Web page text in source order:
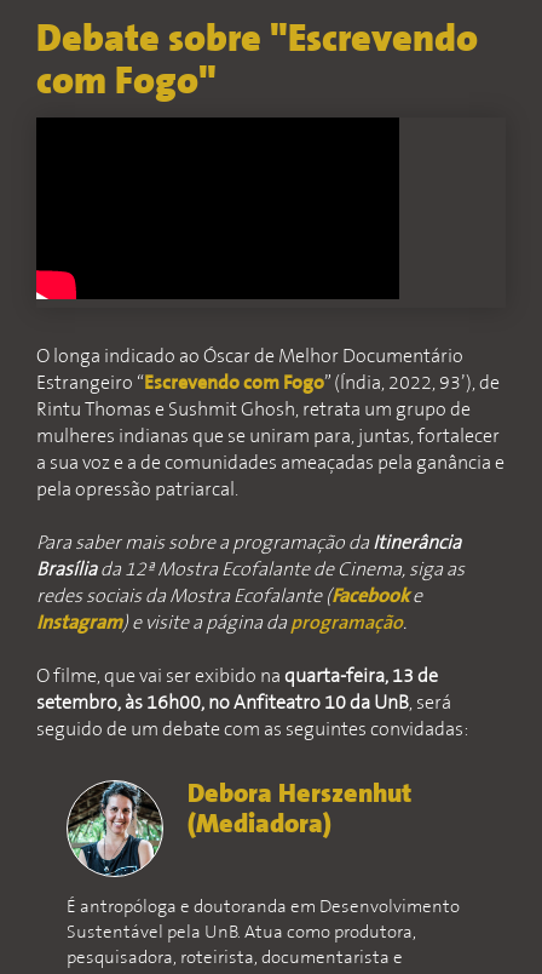
Debate sobre "Escrevendo
com Fogo"
O longa indicado ao Óscar de Melhor Documentário
Estrangeiro “ Escrevendo com Fogo” (Índia, 2022, 93’), de
Rintu Thomas e Sushmit Ghosh, retrata um grupo de
mulheres indianas que se uniram para, juntas, fortalecer
a sua voz e a de comunidades ameaçadas pela ganância e
pela opressão patriarcal.
Para saber mais sobre a programação daItinerância
Brasíliada 12ª Mostra Ecofalante de Cinema, siga as
redes sociais da Mostra Ecofalante (Facebooke
Instagram) e visite a página daprogramação.
O filme, que vai ser exibido na quarta-feira, 13 de
setembro, às 16h00, no Anfiteatro 10 da UnB, será
seguido de um debate com as seguintes convidadas:
Debora Herszenhut
(Mediadora)
É antropóloga e doutoranda em Desenvolvimento
Sustentável pela UnB. Atua como produtora,
pesquisadora, roteirista, documentarista e